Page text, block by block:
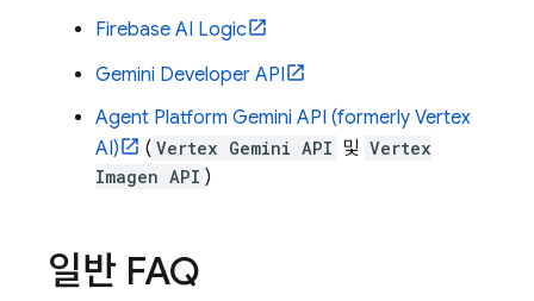
Firebase AI Logic
Gemini Developer API
Agent Platform Gemini API (formerly Vertex
AI)
( Vertex Gemini API 및 Vertex
Imagen API )
일반 FAQ